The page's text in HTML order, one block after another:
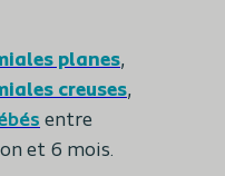
planes,
creuses,
entre
et 6 mois.